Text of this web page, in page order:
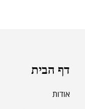
דף הבית
אודות